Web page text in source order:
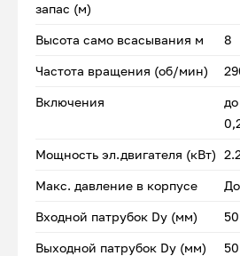
запас (м)
Высота само всасывания м 8
Частота вращения (об/мин)
Включения
Мощность эл.двигателя (кВт)
Макс. давление в корпусе
Входной патрубок Dу (мм) 50
Выходной патрубок Dу (мм) 50